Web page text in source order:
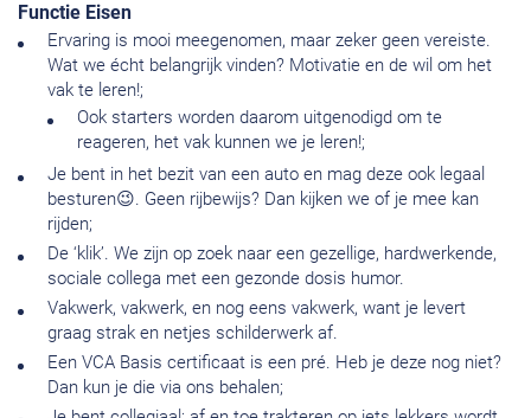
Functie Eisen
Ervaring is mooi meegenomen, maar zeker geen vereiste.
Wat we écht belangrijk vinden? Motivatie en de wil om het
vak te leren!;
Ook starters worden daarom uitgenodigd om te
reageren, het vak kunnen we je leren!;
Je bent in het bezit van een auto en mag deze ook legaal
besturen😉. Geen rijbewijs? Dan kijken we of je mee kan
rijden;
De ‘klik’. We zijn op zoek naar een gezellige, hardwerkende,
sociale collega met een gezonde dosis humor.
Vakwerk, vakwerk, en nog eens vakwerk, want je levert
graag strak en netjes schilderwerk af.
Een VCA Basis certificaat is een pré. Heb je deze nog niet?
Dan kun je die via ons behalen;